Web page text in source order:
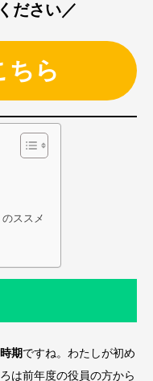
ださい／
ちら
ススメ
期ですね。わたしが初め
は前年度の役員の方から